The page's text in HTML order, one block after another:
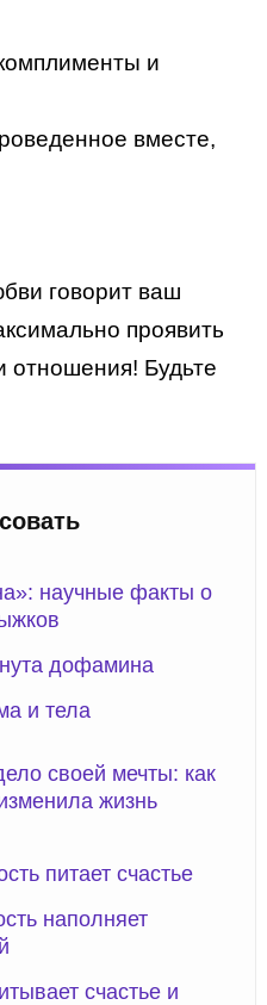
и
вместе,
говорит ваш
проявить
отношения! Будьте
научные факты о
дофамина
и тела
своей мечты: как
жизнь
питает счастье
наполняет
счастье и